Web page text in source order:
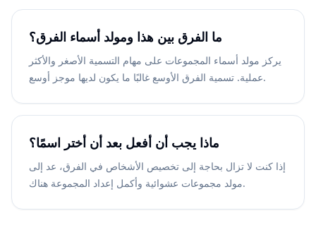
ما الفرق بين هذا ومولد أسماء الفرق؟
يركز مولد أسماء المجموعات على مهام التسمية الأصغر والأكثر
عملية. تسمية الفرق الأوسع غالبًا ما يكون لديها موجز أوسع.
ماذا يجب أن أفعل بعد أن أختر اسمًا؟
إذا كنت لا تزال بحاجة إلى تخصيص الأشخاص في الفرق، عد إلى
مولد مجموعات عشوائية وأكمل إعداد المجموعة هناك.